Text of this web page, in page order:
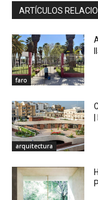
ARTÍCULOS
faro
arquitectura